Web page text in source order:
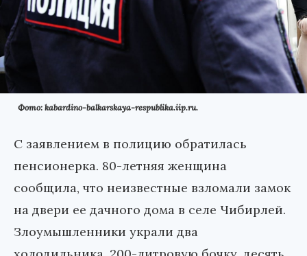
Фото: kabardino-balkarskaya-respublika.iip.ru.
С заявлением в полицию обратилась
пенсионерка. 80-летняя женщина
сообщила, что неизвестные взломали замок
на двери ее дачного дома в селе Чибирлей.
Злоумышленники украли два